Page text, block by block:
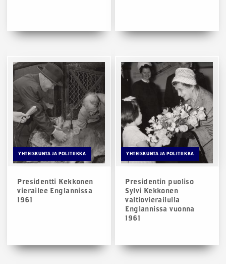
YHTEISKUNTA JA POLITIIKKA
Presidentti Kekkonen
vierailee Englannissa
1961
YHTEISKUNTA JA POLITIIKKA
Presidentin puoliso
Sylvi Kekkonen
valtiovierailulla
Englannissa vuonna
1961